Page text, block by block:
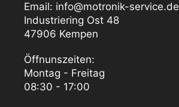
Email: info@motronik-service.de
Industriering Ost 48
47906 Kempen
Öffnunszeiten:
Montag - Freitag
08:30 - 17:00